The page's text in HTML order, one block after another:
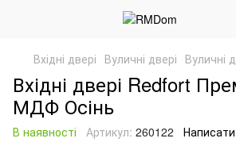
Вхідні двері Вуличні двері Вуличні
Вхідні двері Redfort
МДФ Осінь
В наявності Артикул: 260122 Написати